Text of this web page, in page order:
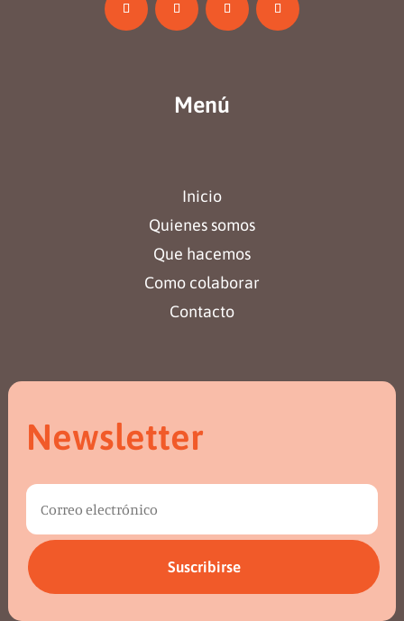
Menú
Inicio
Quienes somos
Que hacemos
Como colaborar
Contacto
Newsletter
Suscribirse